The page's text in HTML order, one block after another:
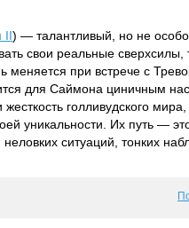
II) — талантливый, но не
свои реальные сверхсилы,
меняется при встрече с
для Саймона циничным
голливудского
уникальности. Их путь —
ситуаций, тонких